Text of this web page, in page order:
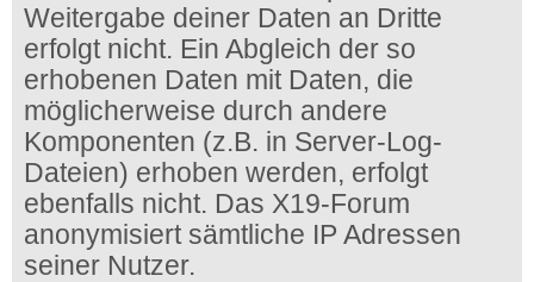
Weitergabe deiner Daten an Dritte
erfolgt nicht. Ein Abgleich der so
erhobenen Daten mit Daten, die
möglicherweise durch andere
Komponenten (z.B. in Server-Log-
Dateien) erhoben werden, erfolgt
ebenfalls nicht. Das X19-Forum
anonymisiert sämtliche IP Adressen
seiner Nutzer.